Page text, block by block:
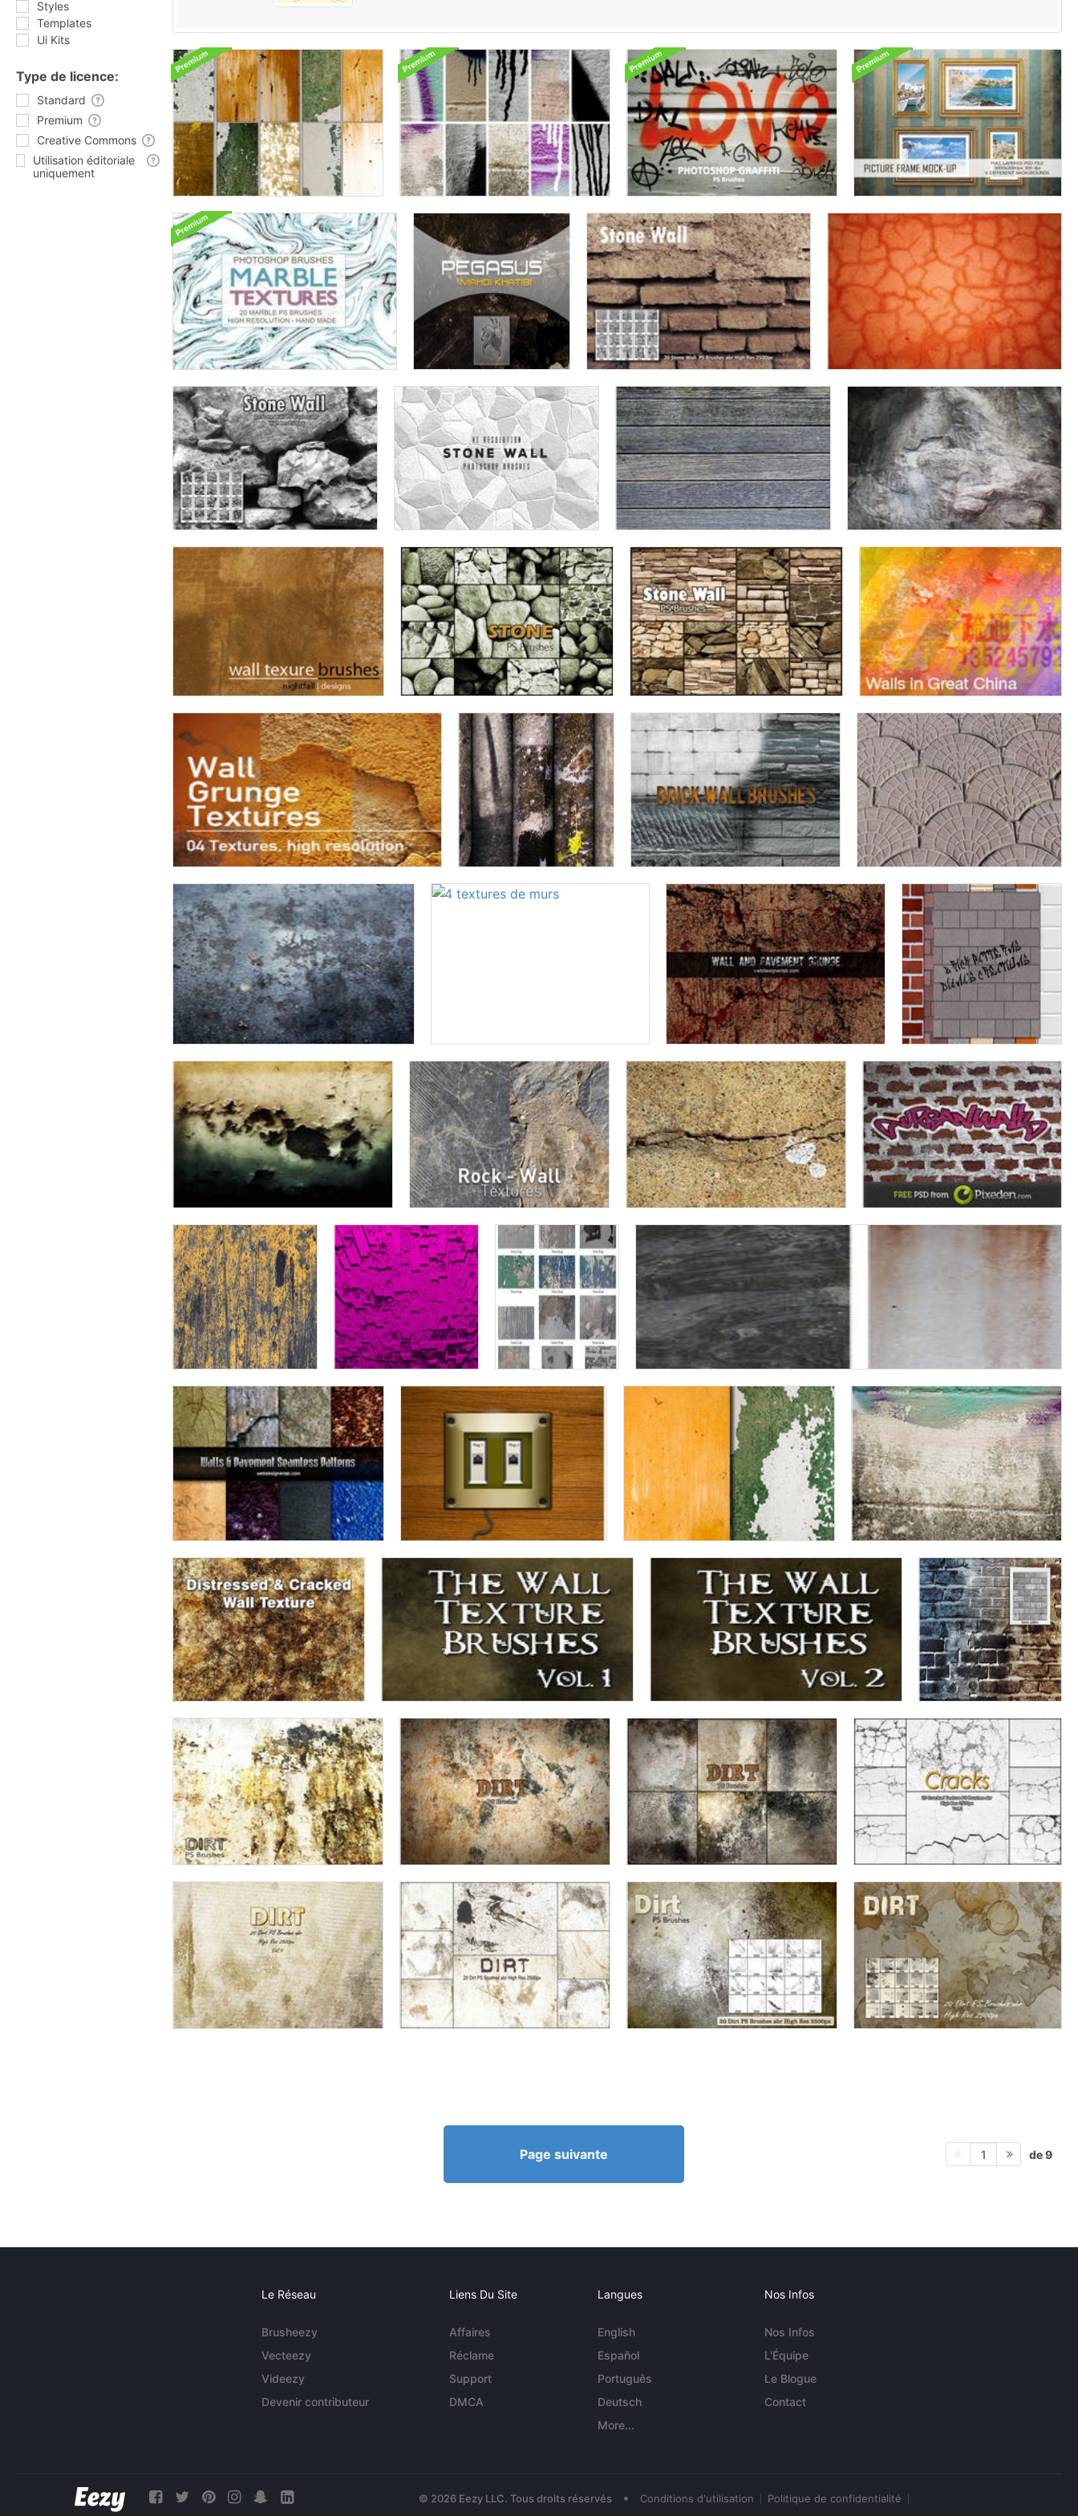
Styles
Templates
Ui Kits
Type de licence:
Standard
Premium
Creative Commons
Utilisation éditoriale
uniquement
Page suivante 1 de 9
Le Réseau
Brusheezy
Vecteezy
Videezy
Devenir contributeur
Liens Du Site
Affaires
Réclame
Support
DMCA
Langues
English
Español
Português
Deutsch
More...
Nos Infos
Nos Infos
L'Équipe
Le Blogue
Contact
© 2026 Eezy LLC. Tous droits réservés • Conditions d'utilisation Politique de confidentialité